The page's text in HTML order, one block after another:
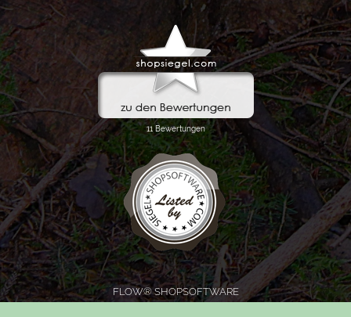
FLOW® SHOPSOFTWARE